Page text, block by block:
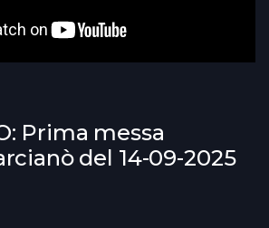
Prima messa
del 14-09-2025